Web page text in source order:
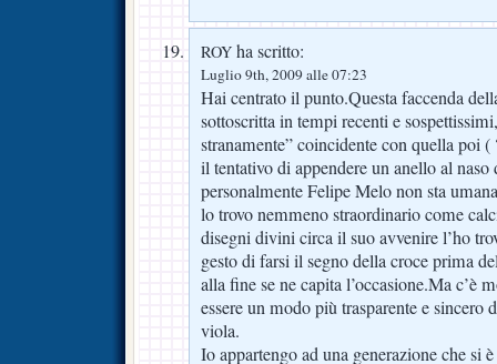
ROY ha scritto:
Luglio 9th, 2009 alle 07:23
Hai centrato il punto.Questa faccenda
sottoscritta in tempi recenti e
stranamente” coincidente con quella poi
il tentativo di appendere un anello al
personalmente Felipe Melo non sta
lo trovo nemmeno straordinario come
disegni divini circa il suo avvenire l’ho
gesto di farsi il segno della croce prima
alla fine se ne capita l’occasione.Ma c’è
essere un modo più trasparente e
viola.
Io appartengo ad una generazione che si